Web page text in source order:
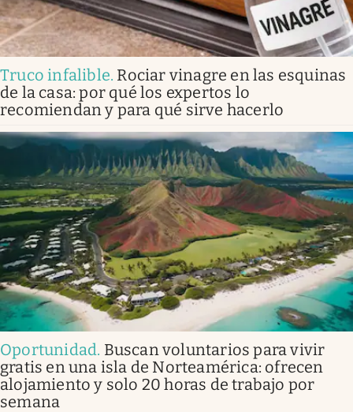
Truco infalible. Rociar vinagre en las esquinas
de la casa: por qué los expertos lo
recomiendan y para qué sirve hacerlo
Oportunidad. Buscan voluntarios para vivir
gratis en una isla de Norteamérica: ofrecen
alojamiento y solo 20 horas de trabajo por
semana